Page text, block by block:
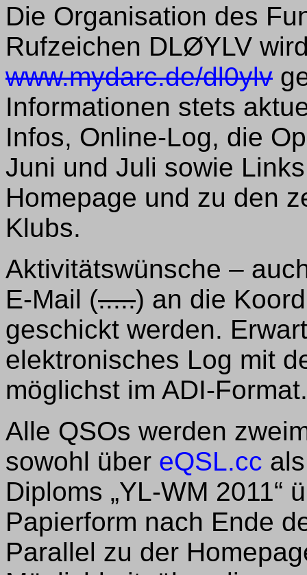
Die Organisation des
Rufzeichen DLØYLV
www.mydarc.de/dl0ylv
Informationen stets
Infos, Online-Log, die
Juni und Juli sowie
Homepage und zu den
Klubs.
Aktivitätswünsche –
E-Mail (.....) an die
geschickt werden.
elektronisches Log mit
möglichst im ADI-Format.
Alle QSOs werden
sowohl über eQSL.cc
Diploms „YL-WM 2011“
Papierform nach Ende
Parallel zu der